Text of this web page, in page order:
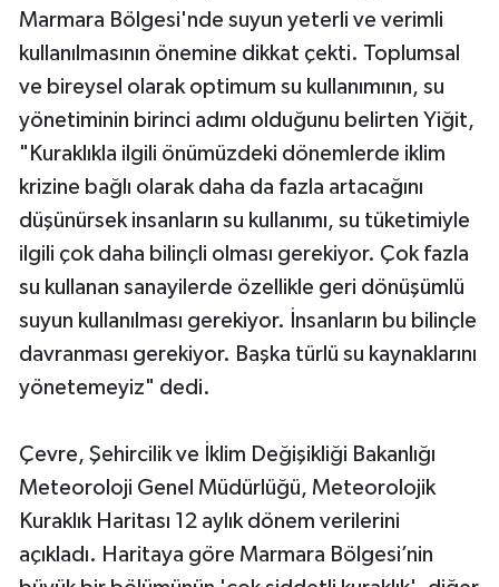
Marmara Bölgesi'nde suyun yeterli ve verimli
kullanılmasının önemine dikkat çekti. Toplumsal
ve bireysel olarak optimum su kullanımının, su
yönetiminin birinci adımı olduğunu belirten Yiğit,
"Kuraklıkla ilgili önümüzdeki dönemlerde iklim
krizine bağlı olarak daha da fazla artacağını
düşünürsek insanların su kullanımı, su tüketimiyle
ilgili çok daha bilinçli olması gerekiyor. Çok fazla
su kullanan sanayilerde özellikle geri dönüşümlü
suyun kullanılması gerekiyor. İnsanların bu bilinçle
davranması gerekiyor. Başka türlü su kaynaklarını
yönetemeyiz" dedi.
Çevre, Şehircilik ve İklim Değişikliği Bakanlığı
Meteoroloji Genel Müdürlüğü, Meteorolojik
Kuraklık Haritası 12 aylık dönem verilerini
açıkladı. Haritaya göre Marmara Bölgesi’nin